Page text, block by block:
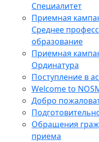
Специалитет
Приемная
Среднее
образование
Приемная
Ординатура
Поступление в
Welcome to
Добро
Обращения
приема